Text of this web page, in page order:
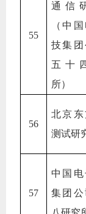
55
通信
（中
技集
五十
所）
56
北京
测试研
57
中国
集团